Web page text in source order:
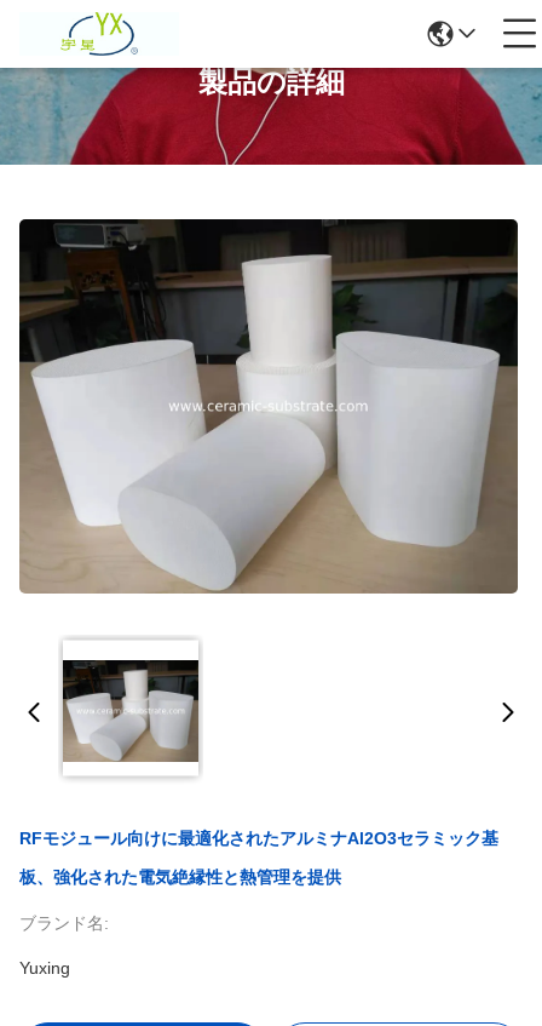
製品の詳細
RFモジュール向けに最適化されたアルミナAl2O3セラミック基
板、強化された電気絶縁性と熱管理を提供
ブランド名:
Yuxing